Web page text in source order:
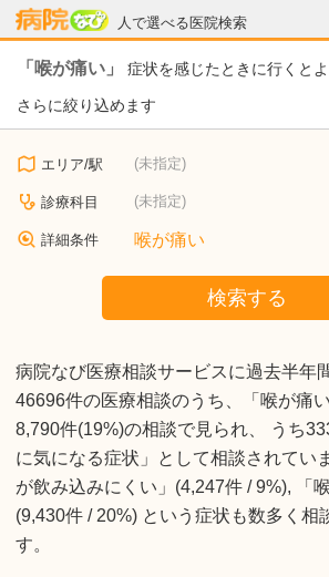
人で選べる医院検索
病院なび
「喉が痛い」 症状を感じたときに行くと
さらに絞り込めます
エリア/駅 (未指定)
診療科目 (未指定)
詳細条件 喉が痛い
検索する
病院なび医療相談サービスに過去半年
46696件の医療相談のうち、「喉が痛
8,790件(19%)の相談で見られ、 うち
に気になる症状」として相談されてい
が飲み込みにくい」(4,247件 / 9%), 「
(9,430件 / 20%) という症状も数多く相
す。